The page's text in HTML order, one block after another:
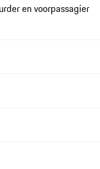
en voorpassagier